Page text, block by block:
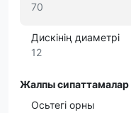
70
Дискінің диаметрі
12
Жалпы сипаттамалар
Осьтегі орны